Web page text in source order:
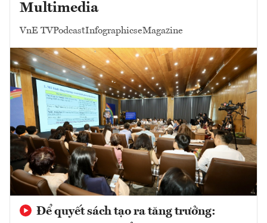
Multimedia
VnE TVPodcastInfographicseMagazine
Để quyết sách tạo ra tăng trưởng: